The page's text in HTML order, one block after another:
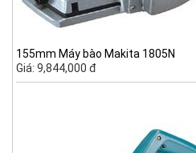
155mm Máy bào Makita 1805N
Giá: 9,844,000 đ